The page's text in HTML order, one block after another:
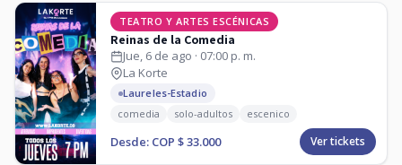
TEATRO Y ARTES ESCÉNICAS
Reinas de la Comedia
Jue, 6 de ago · 07:00 p. m.
La Korte
Laureles-Estadio
comedia
solo-adultos escenico
Desde: COP $ 33.000 Ver tickets